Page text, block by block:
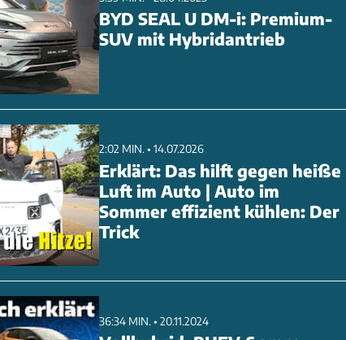
BYD SEAL U DM-i: Premium-
SUV mit Hybridantrieb
2:02 MIN. • 14.07.2026
Erklärt: Das hilft gegen heiße
Luft im Auto | Auto im
Sommer effizient kühlen: Der
Trick
36:34 MIN. • 20.11.2024